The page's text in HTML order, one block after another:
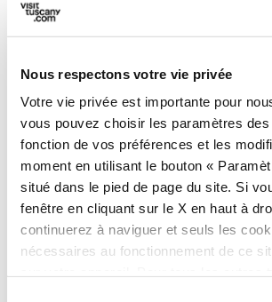
Nous respectons votre vie privée
Votre vie privée est importante pour
vous pouvez choisir les paramètres
fonction de vos préférences et les
moment en utilisant le bouton «
situé dans le pied de page du site. Si
fenêtre en cliquant sur le X en haut à
continuerez à naviguer et seuls les
nécessaires au fonctionnement de ce
Attractions
photo_camera Attractions
Buca delle Fate
favorite_border
photo_camera
Musée